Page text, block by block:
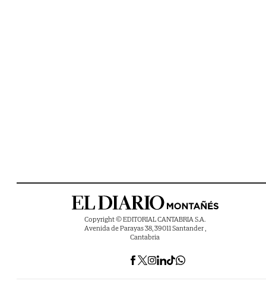
Copyright © EDITORIAL CANTABRIA S.A.
Avenida de Parayas 38, 39011 Santander ,
Cantabria